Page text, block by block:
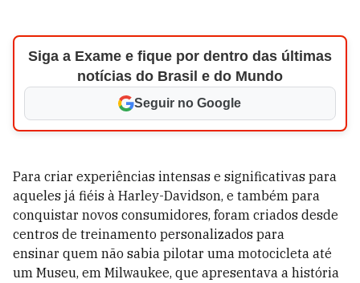
Siga a Exame e fique por dentro das últimas
notícias do Brasil e do Mundo
Seguir no Google
Para criar experiências intensas e significativas para
aqueles já fiéis à Harley-Davidson, e também para
conquistar novos consumidores, foram criados desde
centros de treinamento personalizados para
ensinar quem não sabia pilotar uma motocicleta até
um Museu, em Milwaukee, que apresentava a história